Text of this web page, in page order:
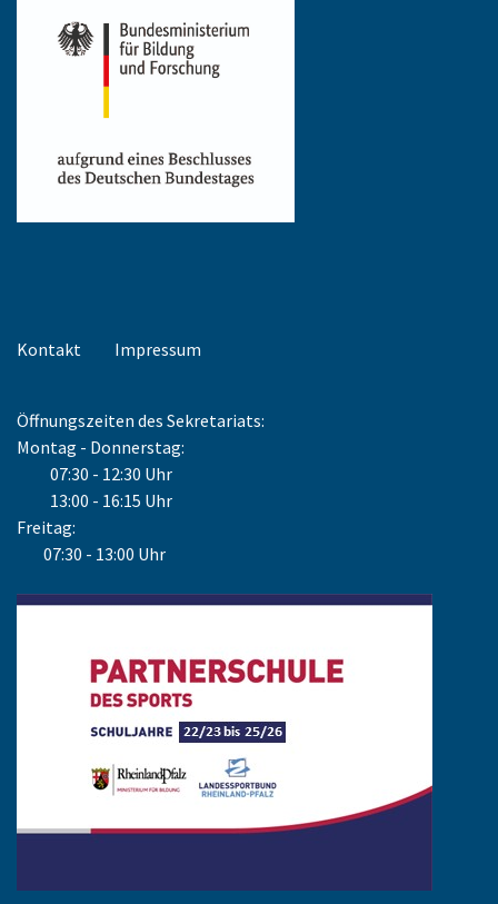
Kontakt Impressum
Öffnungszeiten des Sekretariats:
Montag - Donnerstag:
07:30 - 12:30 Uhr
13:00 - 16:15 Uhr
Freitag:
07:30 - 13:00 Uhr